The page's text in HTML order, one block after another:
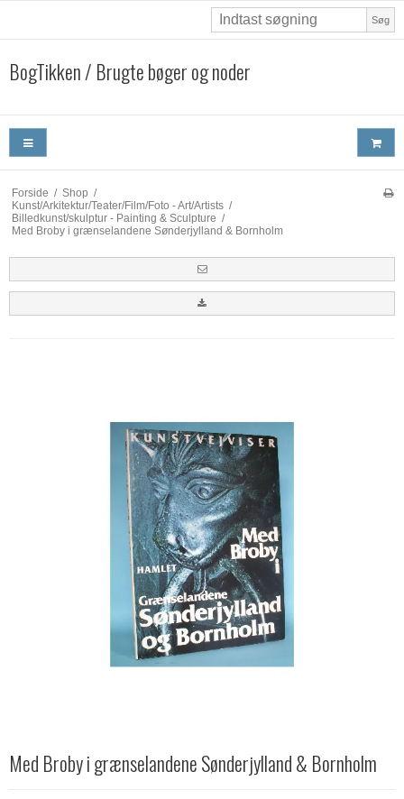
Søg
BogTikken / Brugte bøger og noder
Forside / Shop /
Kunst/Arkitektur/Teater/Film/Foto - Art/Artists /
Billedkunst/skulptur - Painting & Sculpture /
Med Broby i grænselandene Sønderjylland & Bornholm
Med Broby i grænselandene Sønderjylland & Bornholm